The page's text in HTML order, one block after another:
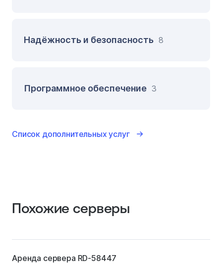
Надёжность и безопасность 8
Программное обеспечение 3
Список дополнительных услуг
Похожие серверы
Аренда сервера RD-58447